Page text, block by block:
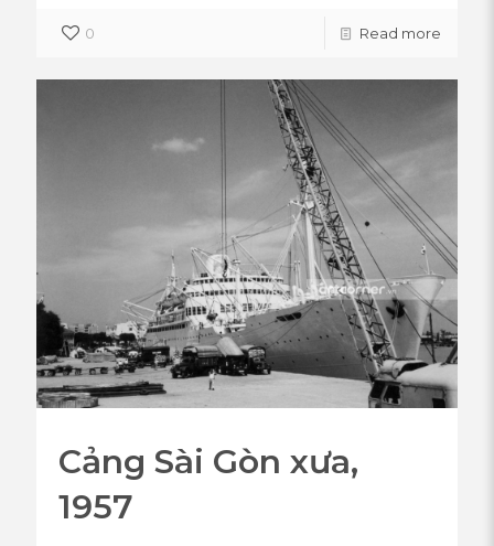
0 Read more
Cảng Sài Gòn xưa,
1957